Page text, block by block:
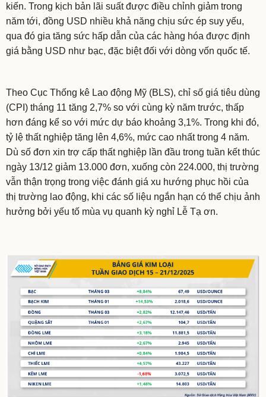
kiến. Trong kịch bản lãi suất được điều chỉnh giảm trong
năm tới, đồng USD nhiều khả năng chịu sức ép suy yếu,
qua đó gia tăng sức hấp dẫn của các hàng hóa được định
giá bằng USD như bạc, đặc biệt đối với dòng vốn quốc tế.
Theo Cục Thống kê Lao động Mỹ (BLS), chỉ số giá tiêu dùng
(CPI) tháng 11 tăng 2,7% so với cùng kỳ năm trước, thấp
hơn đáng kể so với mức dự báo khoảng 3,1%. Trong khi đó,
tỷ lệ thất nghiệp tăng lên 4,6%, mức cao nhất trong 4 năm.
Dù số đơn xin trợ cấp thất nghiệp lần đầu trong tuần kết thúc
ngày 13/12 giảm 13.000 đơn, xuống còn 224.000, thị trường
vẫn thận trọng trong việc đánh giá xu hướng phục hồi của
thị trường lao động, khi các số liệu ngắn hạn có thể chịu ảnh
hưởng bởi yếu tố mùa vụ quanh kỳ nghỉ Lễ Tạ ơn.